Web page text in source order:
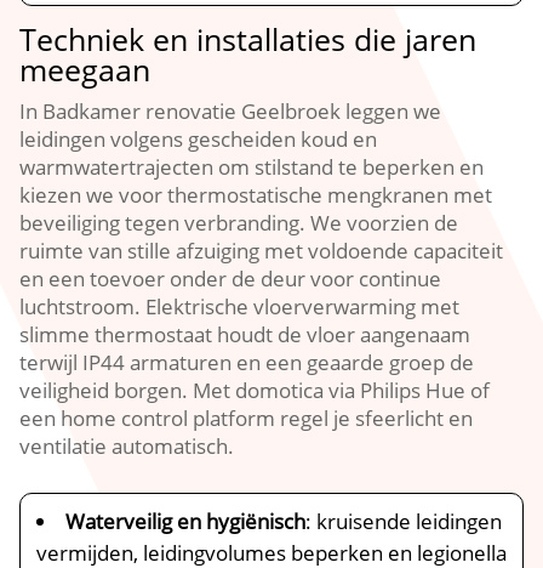
Techniek en installaties die jaren
meegaan
In Badkamer renovatie Geelbroek leggen we
leidingen volgens gescheiden koud en
warmwatertrajecten om stilstand te beperken en
kiezen we voor thermostatische mengkranen met
beveiliging tegen verbranding. We voorzien de
ruimte van stille afzuiging met voldoende capaciteit
en een toevoer onder de deur voor continue
luchtstroom. Elektrische vloerverwarming met
slimme thermostaat houdt de vloer aangenaam
terwijl IP44 armaturen en een geaarde groep de
veiligheid borgen. Met domotica via Philips Hue of
een home control platform regel je sfeerlicht en
ventilatie automatisch.
Waterveilig en hygiënisch: kruisende leidingen
vermijden, leidingvolumes beperken en legionella